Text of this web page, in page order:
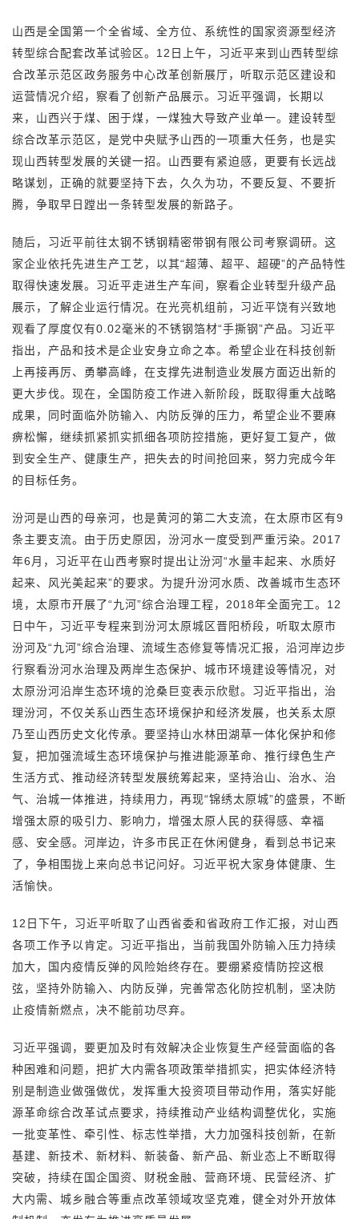
山西是全国第一个全省域、全方位、系统性的国家资源型经济
转型综合配套改革试验区。12日上午，习近平来到山西转型综
合改革示范区政务服务中心改革创新展厅，听取示范区建设和
运营情况介绍，察看了创新产品展示。习近平强调，长期以
来，山西兴于煤、困于煤，一煤独大导致产业单一。建设转型
综合改革示范区，是党中央赋予山西的一项重大任务，也是实
现山西转型发展的关键一招。山西要有紧迫感，更要有长远战
略谋划，正确的就要坚持下去，久久为功，不要反复、不要折
腾，争取早日蹚出一条转型发展的新路子。
随后，习近平前往太钢不锈钢精密带钢有限公司考察调研。这
家企业依托先进生产工艺，以其“超薄、超平、超硬”的产品特性
取得快速发展。习近平走进生产车间，察看企业转型升级产品
展示，了解企业运行情况。在光亮机组前，习近平饶有兴致地
观看了厚度仅有0.02毫米的不锈钢箔材“手撕钢”产品。习近平
指出，产品和技术是企业安身立命之本。希望企业在科技创新
上再接再厉、勇攀高峰，在支撑先进制造业发展方面迈出新的
更大步伐。现在，全国防疫工作进入新阶段，既取得重大战略
成果，同时面临外防输入、内防反弹的压力，希望企业不要麻
痹松懈，继续抓紧抓实抓细各项防控措施，更好复工复产，做
到安全生产、健康生产，把失去的时间抢回来，努力完成今年
的目标任务。
汾河是山西的母亲河，也是黄河的第二大支流，在太原市区有9
条主要支流。由于历史原因，汾河水一度受到严重污染。2017
年6月，习近平在山西考察时提出让汾河“水量丰起来、水质好
起来、风光美起来”的要求。为提升汾河水质、改善城市生态环
境，太原市开展了“九河”综合治理工程，2018年全面完工。12
日中午，习近平专程来到汾河太原城区晋阳桥段，听取太原市
汾河及“九河”综合治理、流域生态修复等情况汇报，沿河岸边步
行察看汾河水治理及两岸生态保护、城市环境建设等情况，对
太原汾河沿岸生态环境的沧桑巨变表示欣慰。习近平指出，治
理汾河，不仅关系山西生态环境保护和经济发展，也关系太原
乃至山西历史文化传承。要坚持山水林田湖草一体化保护和修
复，把加强流域生态环境保护与推进能源革命、推行绿色生产
生活方式、推动经济转型发展统筹起来，坚持治山、治水、治
气、治城一体推进，持续用力，再现“锦绣太原城”的盛景，不断
增强太原的吸引力、影响力，增强太原人民的获得感、幸福
感、安全感。河岸边，许多市民正在休闲健身，看到总书记来
了，争相围拢上来向总书记问好。习近平祝大家身体健康、生
活愉快。
12日下午，习近平听取了山西省委和省政府工作汇报，对山西
各项工作予以肯定。习近平指出，当前我国外防输入压力持续
加大，国内疫情反弹的风险始终存在。要绷紧疫情防控这根
弦，坚持外防输入、内防反弹，完善常态化防控机制，坚决防
止疫情新燃点，决不能前功尽弃。
习近平强调，要更加及时有效解决企业恢复生产经营面临的各
种困难和问题，把扩大内需各项政策举措抓实，把实体经济特
别是制造业做强做优，发挥重大投资项目带动作用，落实好能
源革命综合改革试点要求，持续推动产业结构调整优化，实施
一批变革性、牵引性、标志性举措，大力加强科技创新，在新
基建、新技术、新材料、新装备、新产品、新业态上不断取得
突破，持续在国企国资、财税金融、营商环境、民营经济、扩
大内需、城乡融合等重点改革领域攻坚克难，健全对外开放体